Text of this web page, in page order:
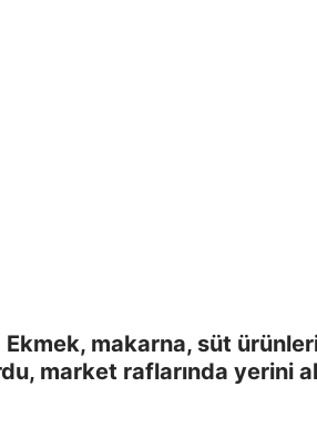
makarna, süt
market raflarında yerini